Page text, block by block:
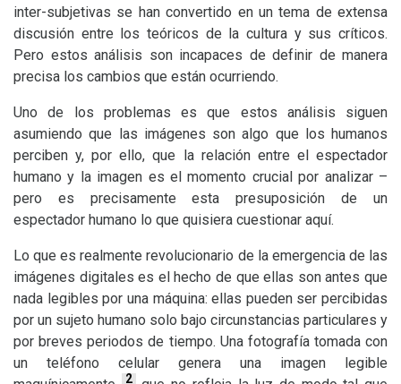
inter-subjetivas se han convertido en un tema de extensa
discusión entre los teóricos de la cultura y sus críticos.
Pero estos análisis son incapaces de definir de manera
precisa los cambios que están ocurriendo.
Uno de los problemas es que estos análisis siguen
asumiendo que las imágenes son algo que los humanos
perciben y, por ello, que la relación entre el espectador
humano y la imagen es el momento crucial por analizar –
pero es precisamente esta presuposición de un
espectador humano lo que quisiera cuestionar aquí.
Lo que es realmente revolucionario de la emergencia de las
imágenes digitales es el hecho de que ellas son antes que
nada legibles por una máquina: ellas pueden ser percibidas
por un sujeto humano solo bajo circunstancias particulares y
por breves periodos de tiempo. Una fotografía tomada con
un teléfono celular genera una imagen legible
2